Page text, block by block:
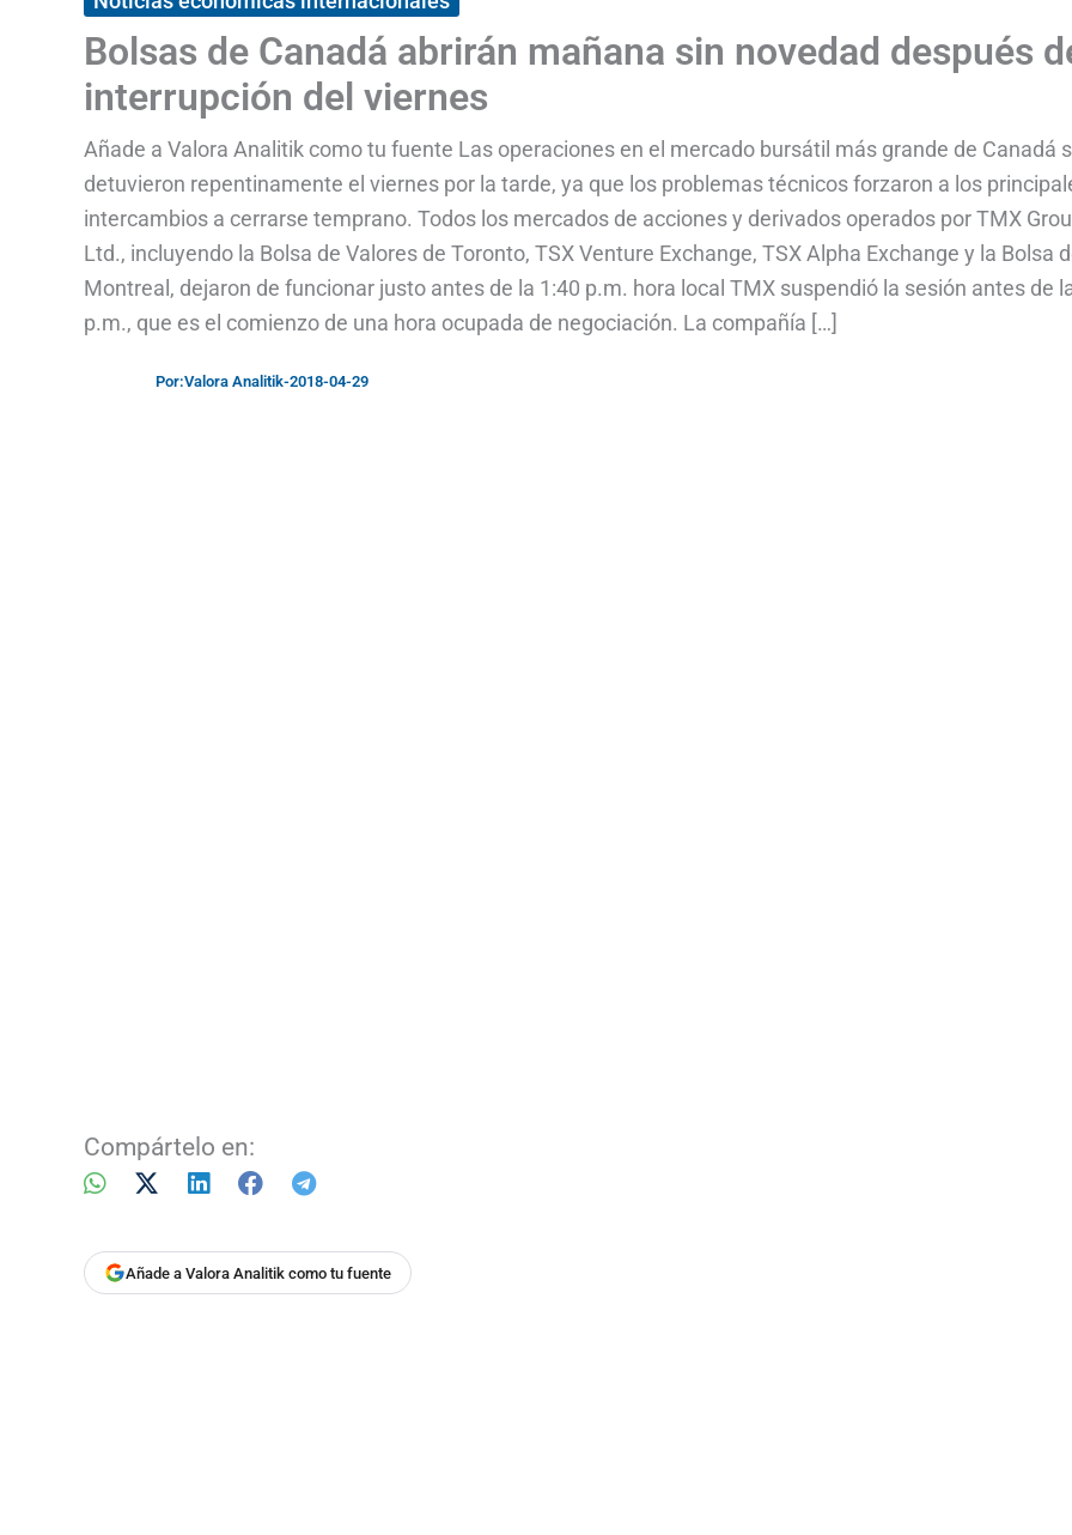
Bolsas de Canadá abrirán mañana sin novedad después
interrupción del viernes
Añade a Valora Analitik como tu fuente Las operaciones en el mercado bursátil más grande de Canadá
detuvieron repentinamente el viernes por la tarde, ya que los problemas técnicos forzaron a los
intercambios a cerrarse temprano. Todos los mercados de acciones y derivados operados por TMX
Ltd., incluyendo la Bolsa de Valores de Toronto, TSX Venture Exchange, TSX Alpha Exchange y la Bolsa
Montreal, dejaron de funcionar justo antes de la 1:40 p.m. hora local TMX suspendió la sesión antes de
p.m., que es el comienzo de una hora ocupada de negociación. La compañía […]
Por:Valora Analitik-2018-04-29
Compártelo en:
Añade a Valora Analitik como tu fuente